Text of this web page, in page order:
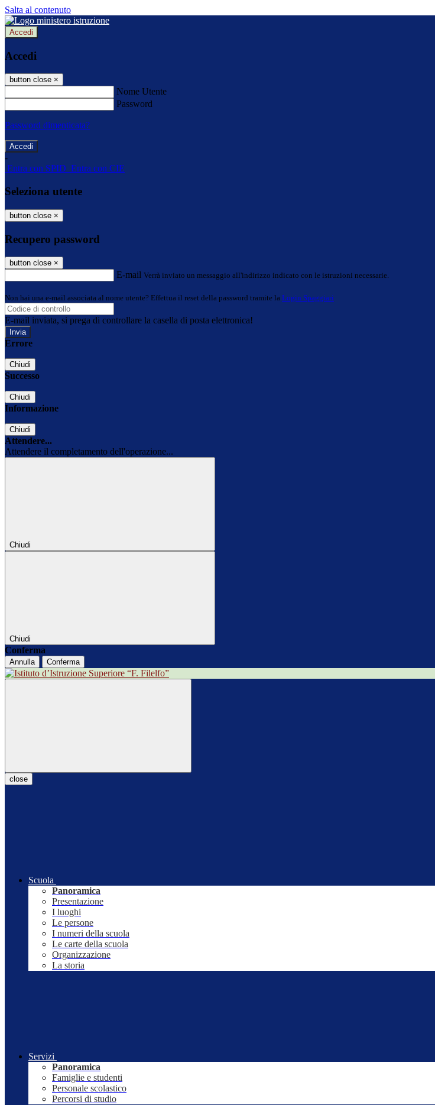
Salta al contenuto
Accedi
Accedi
button close ×
Nome Utente
Password
Password dimenticata?
-
Entra con SPID Entra con CIE
Seleziona utente
button close ×
Recupero password
button close ×
E-mail Verrà inviato un messaggio all'indirizzo indicato con le istruzioni necessarie.
Non hai una e-mail associata al nome utente? Effettua il reset della password tramite la Login Spaggiari
E-mail inviata, si prega di controllare la casella di posta elettronica!
Errore
Chiudi
Successo
Chiudi
Informazione
Chiudi
Attendere...
Attendere il completamento dell'operazione...
Chiudi
Chiudi
Conferma
Annulla Conferma
close
Scuola
Panoramica
Presentazione
I luoghi
Le persone
I numeri della scuola
Le carte della scuola
Organizzazione
La storia
Servizi
Panoramica
Famiglie e studenti
Personale scolastico
Percorsi di studio